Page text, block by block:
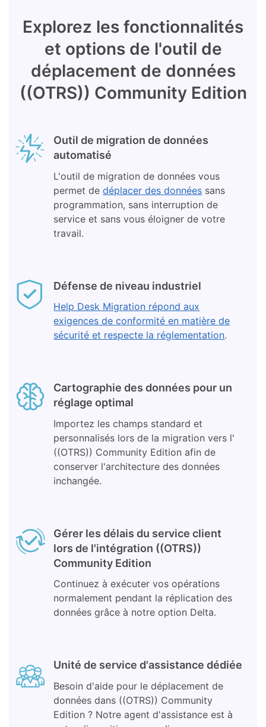
Explorez les fonctionnalités
et options de l'outil de
déplacement de données
((OTRS)) Community Edition
Outil de migration de données
automatisé
L'outil de migration de données vous
permet dedéplacer des données sans
programmation, sans interruption de
service et sans vous éloigner de votre
travail.
Défense de niveau industriel
Help Desk Migration répond aux
exigences de conformité en matière de
sécurité et respecte la réglementation.
Cartographie des données pour un
réglage optimal
Importez les champs standard et
personnalisés lors de la migration vers l'
((OTRS)) Community Edition afin de
conserver l'architecture des données
inchangée.
Gérer les délais du service client
lors de l'intégration ((OTRS))
Community Edition
Continuez à exécuter vos opérations
normalement pendant la réplication des
données grâce à notre option Delta.
Unité de service d'assistance dédiée
Besoin d'aide pour le déplacement de
données dans ((OTRS)) Community
Edition ? Notre agent d'assistance est à